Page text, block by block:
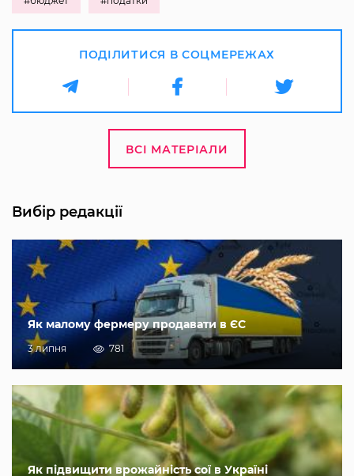
ПОДІЛИТИСЯ В СОЦМЕРЕЖАХ
ВСІ МАТЕРІАЛИ
Вибір редакції
Як малому фермеру продавати в ЄС
3 липня 781
Як підвищити врожайність сої в Україні